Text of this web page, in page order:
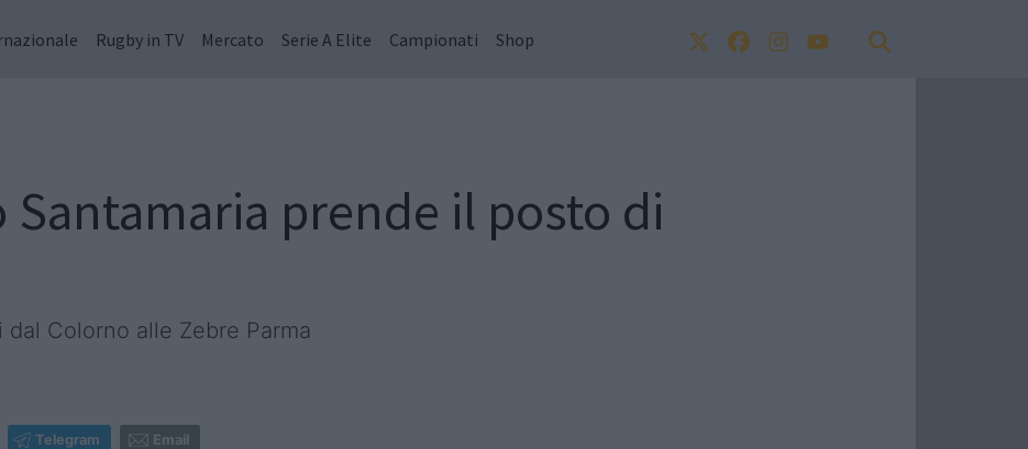
Rugby in TV Mercato Serie A Elite Campionati Shop
Santamaria prende il posto di
Colorno alle Zebre Parma
Telegram Email